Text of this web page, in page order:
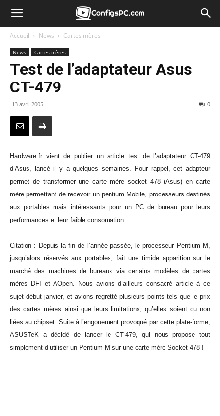
Accueil News Cartes mères
News Cartes mères
Test de l’adaptateur Asus
CT-479
13 avril 2005 0
Hardware.fr vient de publier un article test de l’adaptateur CT-479
d’Asus, lancé il y a quelques semaines. Pour rappel, cet adapteur
permet de transformer une carte mère socket 478 (Asus) en carte
mère permettant de recevoir un pentium Mobile, processeurs destinés
aux portables mais intéressants pour un PC de bureau pour leurs
performances et leur faible consomation.
Citation : Depuis la fin de l’année passée, le processeur Pentium M,
jusqu’alors réservés aux portables, fait une timide apparition sur le
marché des machines de bureaux via certains modèles de cartes
mères DFI et AOpen. Nous avions d’ailleurs consacré article à ce
sujet début janvier, et avions regretté plusieurs points tels que le prix
des cartes mères ainsi que leurs limitations, qu’elles soient ou non
liées au chipset. Suite à l’engouement provoqué par cette plate-forme,
ASUSTeK a décidé de lancer le CT-479, qui nous propose tout
simplement d’utiliser un Pentium M sur une carte mère Socket 478 !